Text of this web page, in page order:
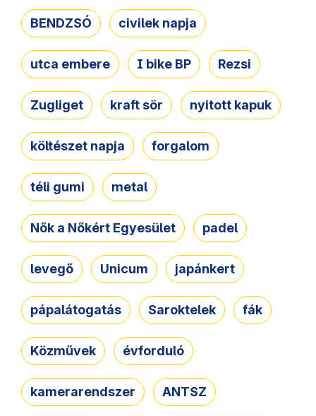
BENDZSÓ civilek napja
utca embere I bike BP Rezsi
Zugliget kraft sör nyitott kapuk
költészet napja forgalom
téli gumi metal
Nők a Nőkért Egyesület padel
levegő Unicum japánkert
pápalátogatás Saroktelek fák
Közművek évforduló
kamerarendszer ANTSZ